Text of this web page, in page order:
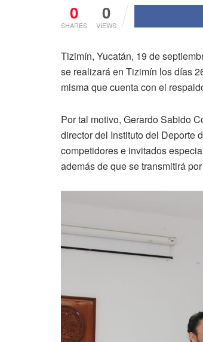
0
SHARES
0
VIEWS
Tizimín, Yucatán, 19 de
se realizará en Tizimín los días
misma que cuenta con el
Por tal motivo, Gerardo Sabido
director del Instituto del Deporte
competidores e invitados
además de que se transmitirá